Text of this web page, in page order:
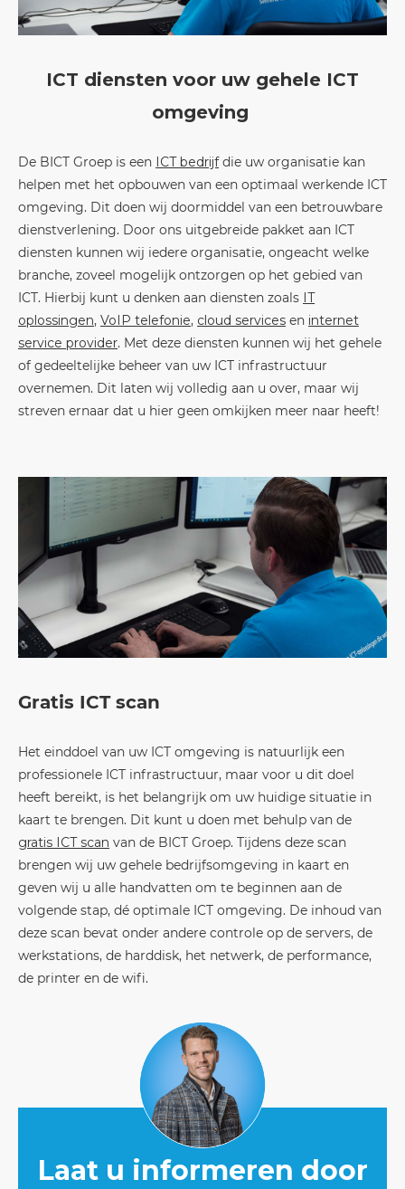
ICT diensten voor uw gehele ICT
omgeving
De BICT Groep is een ICT bedrijfdie uw organisatie kan
helpen met het opbouwen van een optimaal werkende ICT
omgeving. Dit doen wij doormiddel van een betrouwbare
dienstverlening. Door ons uitgebreide pakket aan ICT
diensten kunnen wij iedere organisatie, ongeacht welke
branche, zoveel mogelijk ontzorgen op het gebied van
ICT. Hierbij kunt u denken aan diensten zoals IT
oplossingen, VoIP telefonie, cloud services en internet
service provider. Met deze diensten kunnen wij het gehele
of gedeeltelijke beheer van uw ICT infrastructuur
overnemen. Dit laten wij volledig aan u over, maar wij
streven ernaar dat u hier geen omkijken meer naar heeft!
Gratis ICT scan
Het einddoel van uw ICT omgeving is natuurlijk een
professionele ICT infrastructuur, maar voor u dit doel
heeft bereikt, is het belangrijk om uw huidige situatie in
kaart te brengen. Dit kunt u doen met behulp van de
gratis ICT scan van de BICT Groep. Tijdens deze scan
brengen wij uw gehele bedrijfsomgeving in kaart en
geven wij u alle handvatten om te beginnen aan de
volgende stap, dé optimale ICT omgeving. De inhoud van
deze scan bevat onder andere controle op de servers, de
werkstations, de harddisk, het netwerk, de performance,
de printer en de wifi.
Laat u informeren door